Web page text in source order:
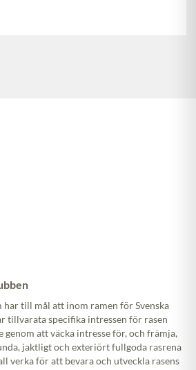
har till mål att inom ramen för Svenska
tillvarata specifika intressen för rasen
genom att väcka intresse för, och främja,
jaktligt och exteriört fullgoda rasrena
verka för att bevara och utveckla rasens